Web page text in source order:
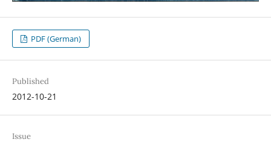
PDF (German)
Published
2012-10-21
Issue